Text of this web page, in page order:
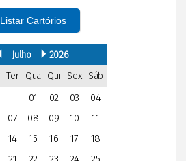
Listar Cartórios